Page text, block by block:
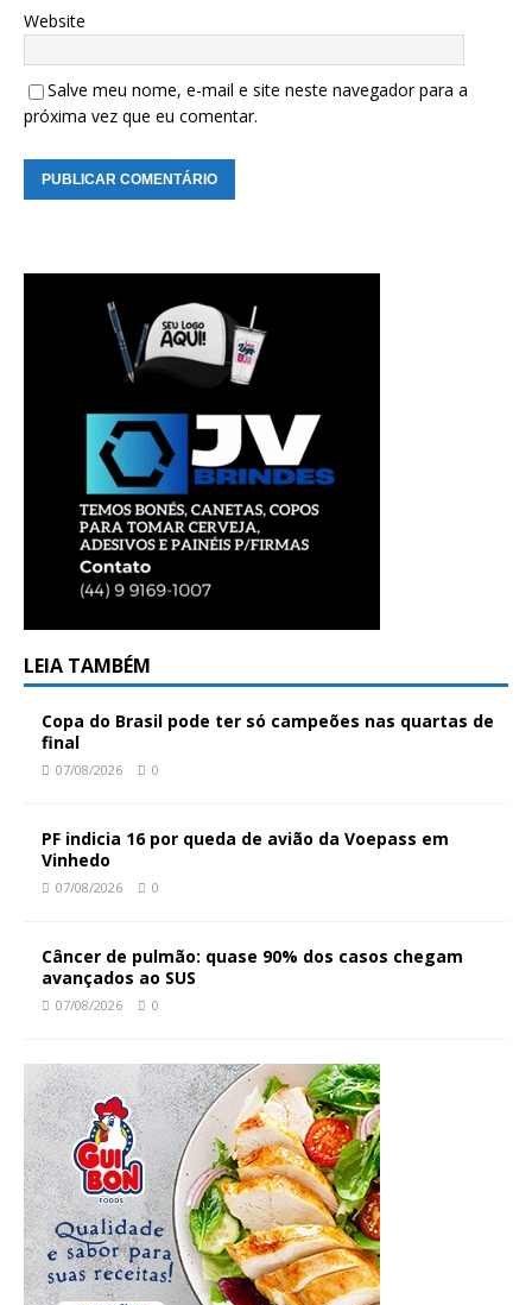
Website
Salve meu nome, e-mail e site neste navegador para a
próxima vez que eu comentar.
LEIA TAMBÉM
Copa do Brasil pode ter só campeões nas quartas de
final
07/08/2026 0
PF indicia 16 por queda de avião da Voepass em
Vinhedo
07/08/2026 0
Câncer de pulmão: quase 90% dos casos chegam
avançados ao SUS
07/08/2026 0